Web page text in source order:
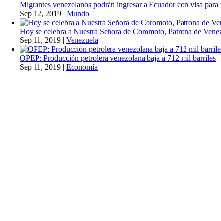
Migrantes venezolanos podrán ingresar a Ecuador con visa para
Sep 12, 2019 | Mundo
Hoy se celebra a Nuestra Señora de Coromoto, Patrona de
Sep 11, 2019 | Venezuela
OPEP: Producción petrolera venezolana baja a 712 mil barriles
Sep 11, 2019 | Economía